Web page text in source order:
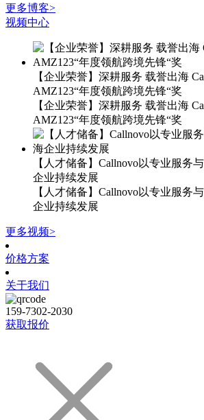
更多博客>
视频中心
【企业荣誉】深耕服务 载誉出海
AMZ123“年度领航跨境先锋“奖
【企业荣誉】深耕服务 载誉出海
AMZ123“年度领航跨境先锋“奖
【人才储备】Callnovo以专业服务
企业持续发展
【人才储备】Callnovo以专业服务
企业持续发展
更多视频>
价格方案
关于我们
159-7302-2030
获取报价